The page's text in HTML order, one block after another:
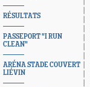
RÉSULTATS
PASSEPORT "I RUN
CLEAN"
ARÉNA STADE COUVERT
LIÉVIN